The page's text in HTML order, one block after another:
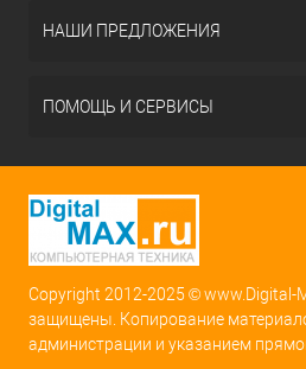
НАШИ ПРЕДЛОЖЕНИЯ
ПОМОЩЬ И СЕРВИСЫ
Copyright 2012-2025 © www.Digital-
защищены. Копирование
администрации и указанием